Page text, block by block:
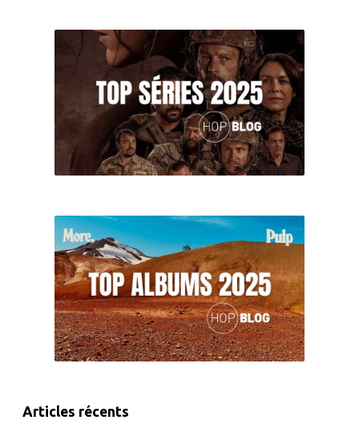
Articles récents